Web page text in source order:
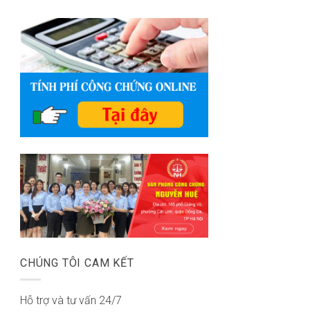
CHÚNG TÔI CAM KẾT
Hỗ trợ và tư vấn 24/7